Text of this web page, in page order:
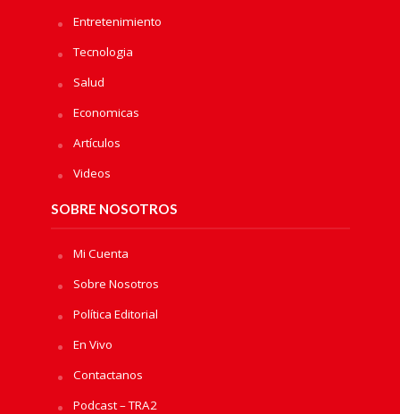
Entretenimiento
Tecnologia
Salud
Economicas
Artículos
Videos
SOBRE NOSOTROS
Mi Cuenta
Sobre Nosotros
Política Editorial
En Vivo
Contactanos
Podcast – TRA2